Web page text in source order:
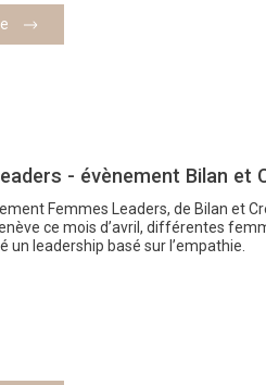
- évènement Bilan et
Femmes Leaders, de Bilan et
ce mois d’avril, différentes
un leadership basé sur l’empathie.